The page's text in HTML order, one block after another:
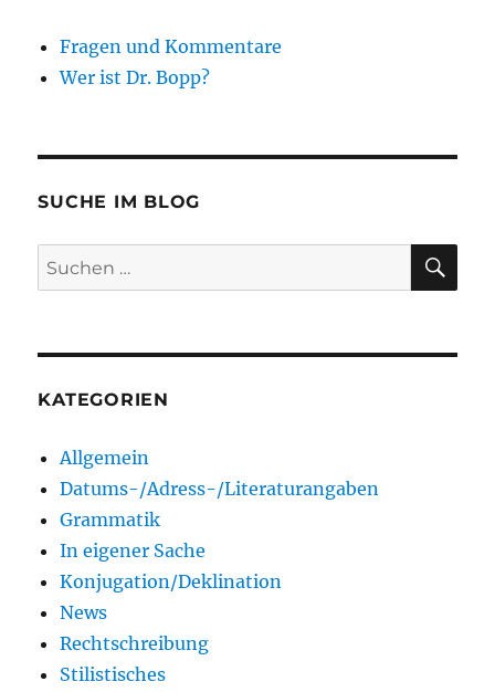
Fragen und Kommentare
Wer ist Dr. Bopp?
SUCHE IM BLOG
Suchen
nach:
KATEGORIEN
Allgemein
Datums-/Adress-/Literaturangaben
Grammatik
In eigener Sache
Konjugation/Deklination
News
Rechtschreibung
Stilistisches